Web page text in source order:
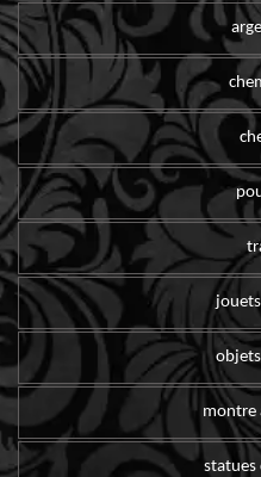
montre
statues